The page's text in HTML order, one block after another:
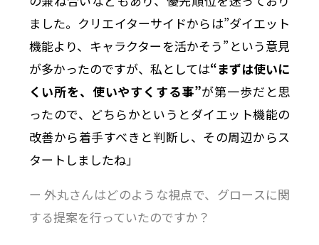
ました。クリエイターサイドからは”ダイエット
機能より、キャラクターを活かそう”という意見
が多かったのですが、私としては“まずは使いに
くい所を、使いやすくする事”が第一歩だと思
ったので、どちらかというとダイエット機能の
改善から着手すべきと判断し、その周辺からス
タートしましたね」
ー 外丸さんはどのような視点で、グロースに関
する提案を行っていたのですか？